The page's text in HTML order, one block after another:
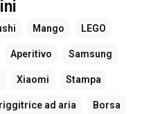
Mango LEGO
Aperitivo Samsung
Xiaomi Stampa
ad aria Borsa